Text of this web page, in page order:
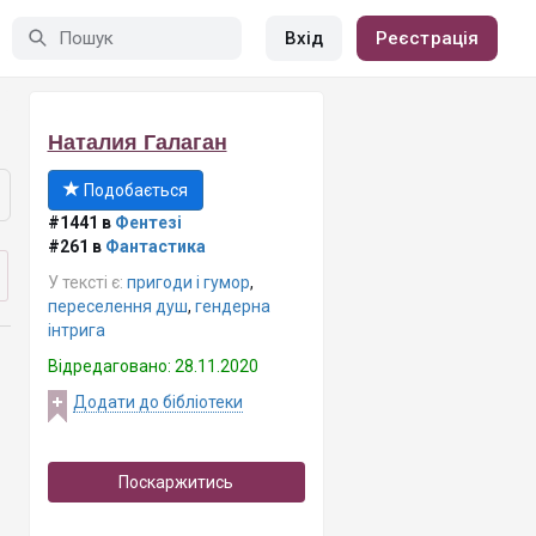
Вхід Реєстрація
Наталия Галаган
Подобається
#1441 в Фентезі
#261 в Фантастика
У тексті є: пригоди і гумор,
переселення душ, гендерна
інтрига
Відредаговано: 28.11.2020
Додати до бібліотеки
Поскаржитись